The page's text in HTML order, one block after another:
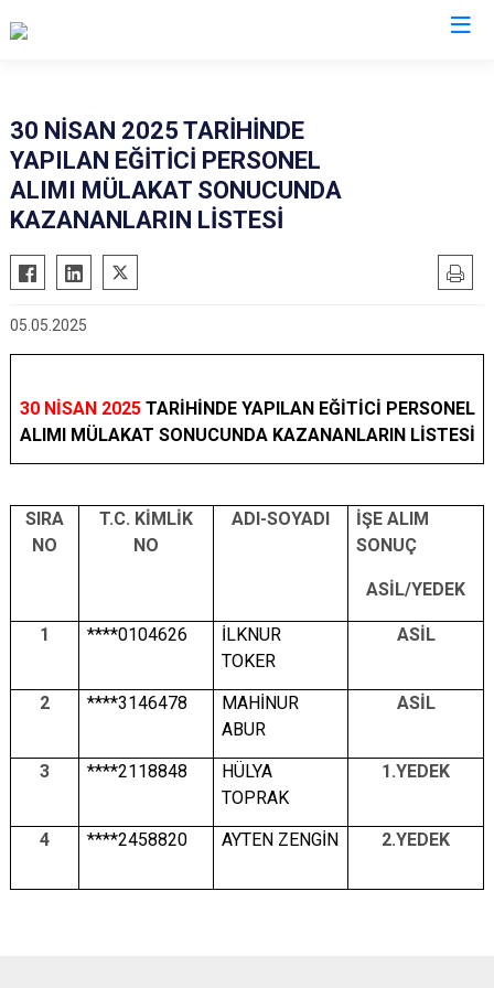
Bahçesaray
Başkale
Çatak
Gürpınar
Muradiye
30 NİSAN 2025 TARİHİNDE
YAPILAN EĞİTİCİ PERSONEL
ALIMI MÜLAKAT SONUCUNDA
KAZANANLARIN LİSTESİ
05.05.2025
30 NİSAN 2025TARİHİNDE YAPILAN EĞİTİCİ PERSONEL
ALIMI MÜLAKAT SONUCUNDA KAZANANLARIN LİSTESİ
SIRA
NO
T.C. KİMLİK
NO
ADI-SOYADI
İŞE ALIM
SONUÇ
ASİL/YEDEK
1 ****0104626
İLKNUR
TOKER
ASİL
2 ****3146478
MAHİNUR
ABUR
ASİL
3 ****2118848
HÜLYA
TOPRAK
1.YEDEK
4 ****2458820 AYTEN ZENGİN 2.YEDEK